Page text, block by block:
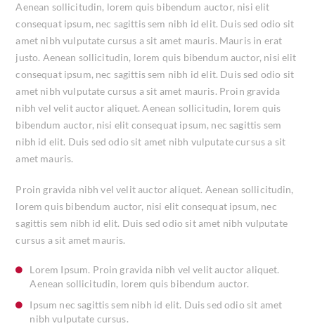
Aenean sollicitudin, lorem quis bibendum auctor, nisi elit
consequat ipsum, nec sagittis sem nibh id elit. Duis sed odio sit
amet nibh vulputate cursus a sit amet mauris. Mauris in erat
justo. Aenean sollicitudin, lorem quis bibendum auctor, nisi elit
consequat ipsum, nec sagittis sem nibh id elit. Duis sed odio sit
amet nibh vulputate cursus a sit amet mauris. Proin gravida
nibh vel velit auctor aliquet. Aenean sollicitudin, lorem quis
bibendum auctor, nisi elit consequat ipsum, nec sagittis sem
nibh id elit. Duis sed odio sit amet nibh vulputate cursus a sit
amet mauris.
Proin gravida nibh vel velit auctor aliquet. Aenean sollicitudin,
lorem quis bibendum auctor, nisi elit consequat ipsum, nec
sagittis sem nibh id elit. Duis sed odio sit amet nibh vulputate
cursus a sit amet mauris.
Lorem Ipsum. Proin gravida nibh vel velit auctor aliquet.
Aenean sollicitudin, lorem quis bibendum auctor.
Ipsum nec sagittis sem nibh id elit. Duis sed odio sit amet
nibh vulputate cursus.